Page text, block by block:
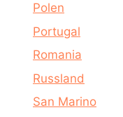
Polen
Portugal
Romania
Russland
San Marino